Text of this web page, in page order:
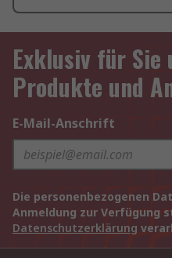
Exklusiv für Sie
Produkte und
E-Mail-Anschrift
Die personenbezogenen
Anmeldung zur Verfügung
Datenschutzerklärung